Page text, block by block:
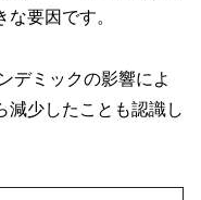
要因です。
デミックの影響によ
減少したことも認識し